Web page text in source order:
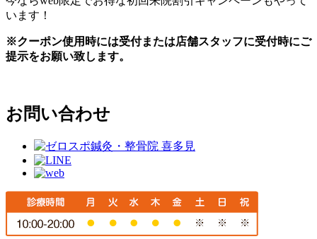
います！
※クーポン使用時には受付または店舗スタッフに受付時にご
提示をお願い致します。
お問い合わせ